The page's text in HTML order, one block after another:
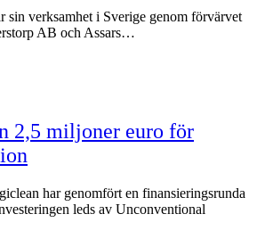
sin verksamhet i Sverige genom förvärvet
AB och Assars…
2,5 miljoner euro för
har genomfört en finansieringsrunda
leds av Unconventional